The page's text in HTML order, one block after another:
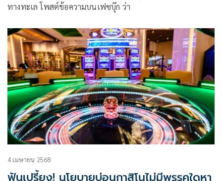
ทางทะเล โพสต์ข้อความบนเฟซบุ๊ก ว่า
4 เมษายน 2568
ฟันเปรี้ยง! นโยบายบ่อนกาสิโนไม่มีพรรคใดหา